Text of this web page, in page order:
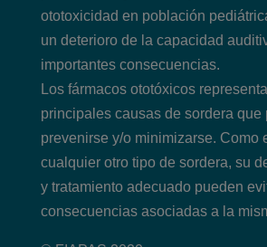
ototoxicidad en población
un deterioro de la capacidad
importantes consecuencias.
Los fármacos ototóxicos
principales causas de sordera que
prevenirse y/o minimizarse. Como
cualquier otro tipo de sordera, su
y tratamiento adecuado pueden
consecuencias asociadas a la